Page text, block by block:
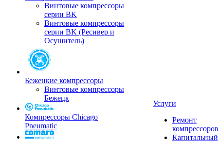
Винтовые компрессоры
серии BK
Винтовые компрессоры
серии BK (Ресивер и
Осушитель)
Бежецкие компрессоры
Винтовые компрессоры
Бежецк
Компрессоры Chicago
Pneumatic
Услуги
Ремонт
компрессоров
Капитальный